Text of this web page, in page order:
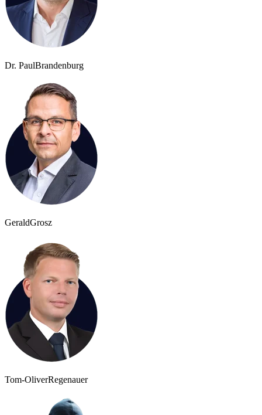
Dr. PaulBrandenburg
GeraldGrosz
Tom-OliverRegenauer